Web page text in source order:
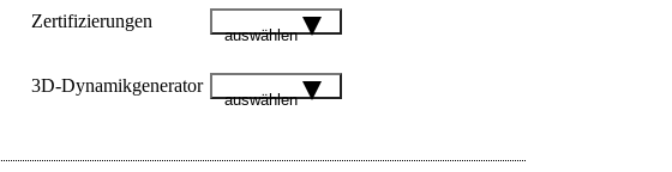
Zertifizierungen
auswählen
3D-Dynamikgenerator
auswählen